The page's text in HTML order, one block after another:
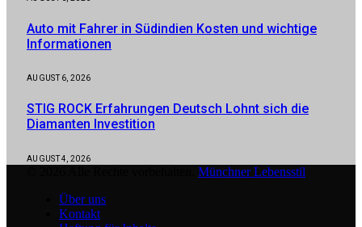
Auto mit Fahrer in Südindien Kosten und wichtige
Informationen
AUGUST 6, 2026
STIG ROCK Erfahrungen Deutsch Lohnt sich die
Diamanten Investition
AUGUST 4, 2026
Münchner Lebensstil
Über uns
Kontakt